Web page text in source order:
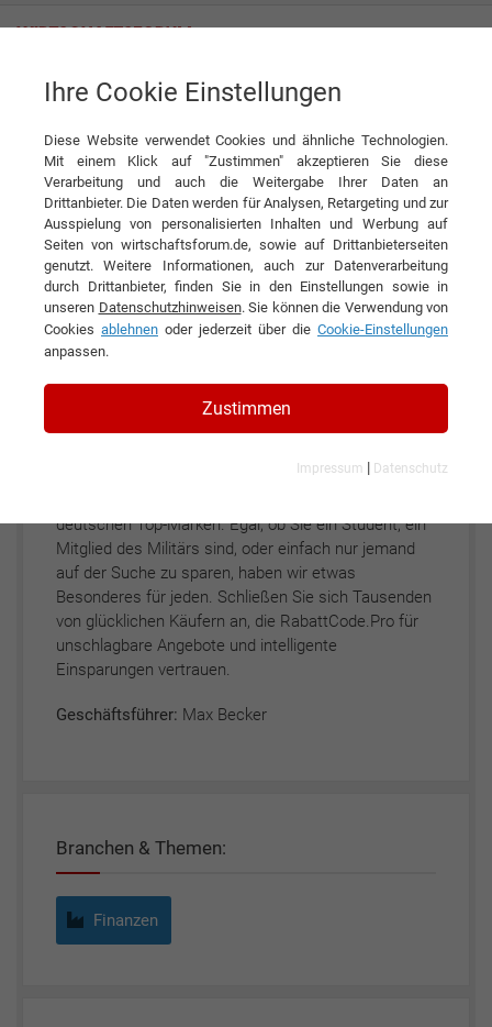
KONTAKT
RabattCode.Pro
Kurzbeschreibung des Unternehmens:
deutschen Top-Marken. Egal, ob Sie ein Student, ein
Mitglied des Militärs sind, oder einfach nur jemand
auf der Suche zu sparen, haben wir etwas
Besonderes für jeden. Schließen Sie sich Tausenden
von glücklichen Käufern an, die RabattCode.Pro für
unschlagbare Angebote und intelligente
Einsparungen vertrauen.
Geschäftsführer: Max Becker
Branchen & Themen:
Finanzen
Ihre Cookie Einstellungen
Diese Website verwendet Cookies und ähnliche Technologien.
Mit einem Klick auf "Zustimmen" akzeptieren Sie diese
Verarbeitung und auch die Weitergabe Ihrer Daten an
Drittanbieter. Die Daten werden für Analysen, Retargeting und zur
Ausspielung von personalisierten Inhalten und Werbung auf
Seiten von wirtschaftsforum.de, sowie auf Drittanbieterseiten
genutzt. Weitere Informationen, auch zur Datenverarbeitung
durch Drittanbieter, finden Sie in den Einstellungen sowie in
unseren Datenschutzhinweisen. Sie können die Verwendung von
Cookies ablehnen oder jederzeit über die Cookie-Einstellungen
anpassen.
Zustimmen
Impressum | Datenschutz